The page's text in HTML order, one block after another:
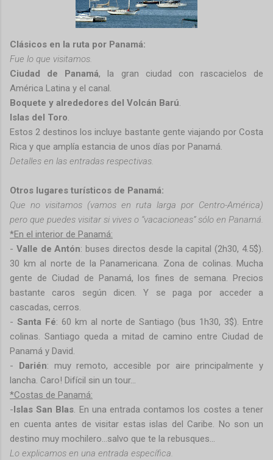
Clásicos en la ruta por Panamá:
Fue lo que visitamos.
Ciudad de Panamá, la gran ciudad con rascacielos de
América Latina y el canal.
Boquete y alrededores del Volcán Barú.
Islas del Toro.
Estos 2 destinos los incluye bastante gente viajando por Costa
Rica y que amplía estancia de unos días por Panamá.
Detalles en las entradas respectivas.
Otros lugares turísticos de Panamá:
Que no visitamos (vamos en ruta larga por Centro-América)
pero que puedes visitar si vives o “vacacioneas” sólo en Panamá.
*En el interior de Panamá:
- Valle de Antón: buses directos desde la capital (2h30, 4.5$).
30 km al norte de la Panamericana. Zona de colinas. Mucha
gente de Ciudad de Panamá, los fines de semana. Precios
bastante caros según dicen. Y se paga por acceder a
cascadas, cerros.
- Santa Fé: 60 km al norte de Santiago (bus 1h30, 3$). Entre
colinas. Santiago queda a mitad de camino entre Ciudad de
Panamá y David.
- Darién: muy remoto, accesible por aire principalmente y
lancha. Caro! Difícil sin un tour…
*Costas de Panamá:
-Islas San Blas. En una entrada contamos los costes a tener
en cuenta antes de visitar estas islas del Caribe. No son un
destino muy mochilero…salvo que te la rebusques…
Lo explicamos en una entrada específica.